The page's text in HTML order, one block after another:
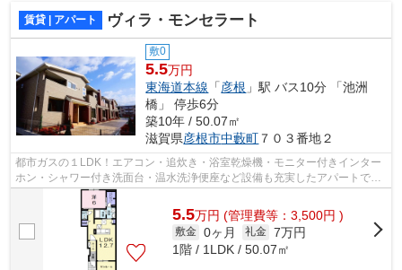
賃貸 | アパート ヴィラ・モンセラート
敷0
5.5万円
東海道本線 「彦根 」駅 バス10分 「池洲
橋」 停歩6分
築10年 / 50.07㎡
滋賀県彦根市中藪町 ７０３番地２
都市ガスの１LDK！エアコン・追炊き・浴室乾燥機・モニター付きインター
ホン・シャワー付き洗面台・温水洗浄便座など設備も充実したアパートです♪
サンルームがあるので花粉などが気に...
5.5万円 (管理費等：3,500円 )
敷金 0ヶ月 礼金 7万円
1階 / 1LDK / 50.07㎡